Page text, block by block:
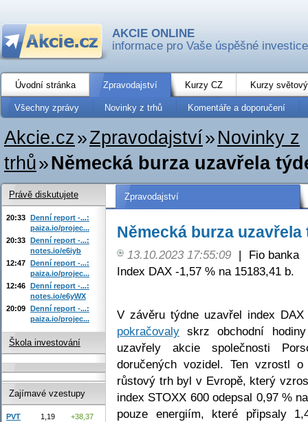
AKCIE ONLINE
informace pro Vaše úspěšné investice
Úvodní stránka Zpravodajství Kurzy CZ Kurzy
Všechny zprávy Novinky z trhů Komentáře a doporučení
Akcie.cz»Zpravodajství» Novinky z
trhů»Německá burza uzavřela
Zpravodajství
Německá burza
13.10.2023 17:55:09 |
Fio banka
Index DAX -1,57 % na 15183,41 b.
V závěru týdne uzavřel index
pokračovaly skrz obchodní
uzavřely akcie společnosti
doručených vozidel. Ten vzrostl
růstový trh byl v Evropě, který
index STOXX 600 odepsal 0,97 %
pouze energiím, které připsaly
Právě diskutujete
20:33 Denní report -...:
paiza.io/projec...
20:33 Denní report -...:
notes.io/e6iyb
12:47 Denní report -...:
paiza.io/projec...
12:46 Denní report -...:
notes.io/e6yWX
20:09 Denní report -...:
paiza.io/projec...
Škola investování
Zajímavé vzestupy
PVT 1,19
+38,37